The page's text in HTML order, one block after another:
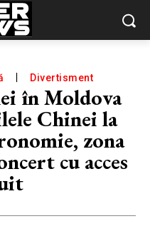
Divertisment
în Moldova
Chinei la
zona
cu acces